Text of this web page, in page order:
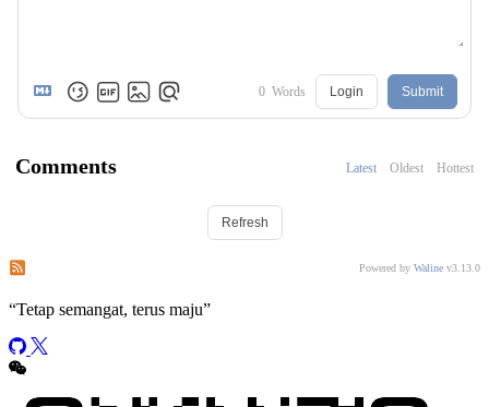
0 Words Login Submit
Comments Latest Oldest Hottest
Refresh
Powered by Waline v3.13.0
“Tetap semangat, terus maju”